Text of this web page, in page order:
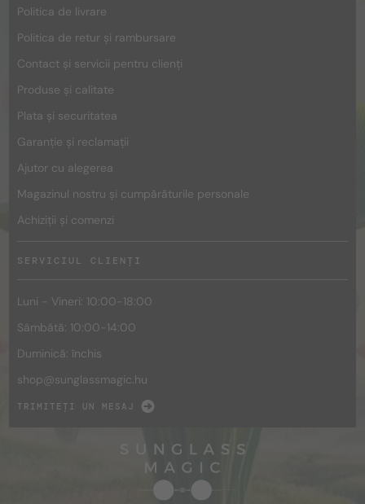
Politica de livrare
Politica de retur și rambursare
Contact și servicii pentru clienți
Produse și calitate
Plata și securitatea
Garanție și reclamații
Ajutor cu alegerea
Magazinul nostru și cumpărăturile personale
Achiziții și comenzi
SERVICIUL CLIENȚI
Luni - Vineri: 10:00-18:00
Sâmbătă: 10:00-14:00
Duminică: închis
shop@sunglassmagic.hu
TRIMITEȚI UN MESAJ